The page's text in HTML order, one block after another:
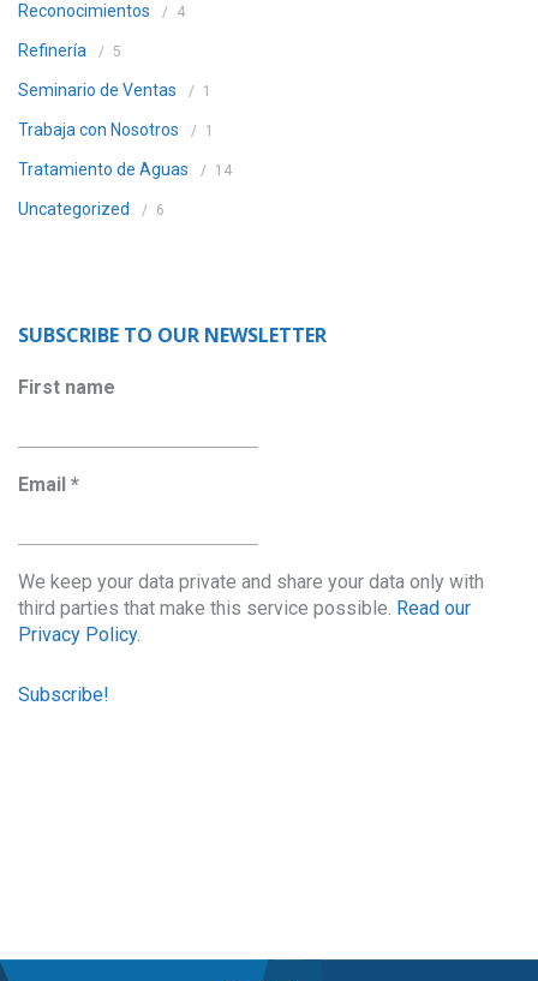
Reconocimientos 4
Refinería 5
Seminario de Ventas 1
Trabaja con Nosotros 1
Tratamiento de Aguas 14
Uncategorized 6
SUBSCRIBE TO OUR NEWSLETTER
First name
Email *
We keep your data private and share your data only with
third parties that make this service possible. Read our
Privacy Policy.